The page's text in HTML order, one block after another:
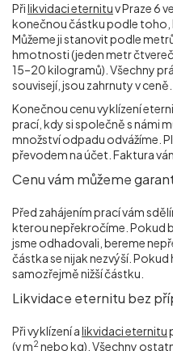
Přilikvidaci eternituv Praze 6
konečnou částku podle toho,
Můžeme ji stanovit podle
hmotnosti (jeden metr
15–20 kilogramů). Všechny
souvisejí, jsou zahrnuty v ceně.
Konečnou cenu vyklízení
prací, kdy si společně s námi
množství odpadu odvážíme.
převodem na účet. Faktura
Cenu vám můžeme
Před zahájením prací vám
kterou nepřekročíme. Pokud
jsme odhadovali, bereme
částka se nijak nezvýší.
samozřejmě nižší částku.
Likvidace eternitu bez
Při vyklízení alikvidaci eternitu
(v m2 nebo kg). Všechny